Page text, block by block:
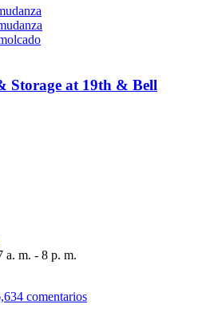
Storage at 19th & Bell
a. m. - 8 p. m.
comentarios